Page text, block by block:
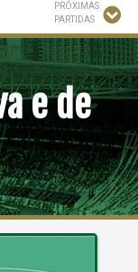
PRÓXIMAS
PARTIDAS
e de